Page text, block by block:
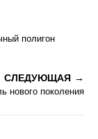
полигон
СЛЕДУЮЩАЯ
нового поколения